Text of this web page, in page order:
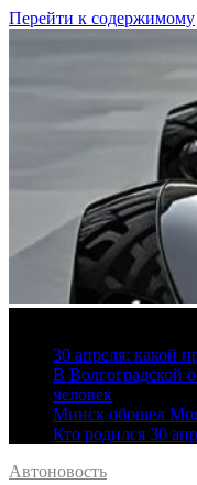
Перейти к содержимому
30 апреля: какой
В Волгоградской
человек
Минск обошел
Кто родился 30
Автоновость